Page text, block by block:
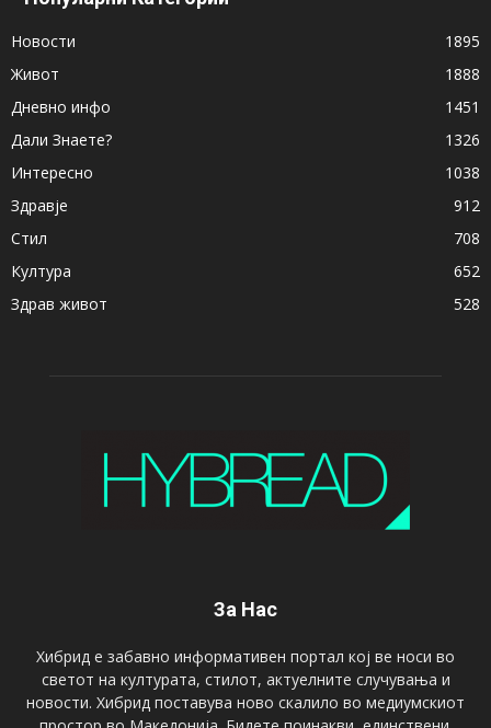
Новости
1895
Живот
1888
Дневно инфо
1451
Дали Знаете?
1326
Интересно
1038
Здравје
912
Стил
708
Култура
652
Здрав живот
528
За Нас
Хибрид е забавно информативен портал кој ве носи во
светот на културата, стилот, актуелните случувања и
новости. Хибрид поставува ново скалило во медиумскиот